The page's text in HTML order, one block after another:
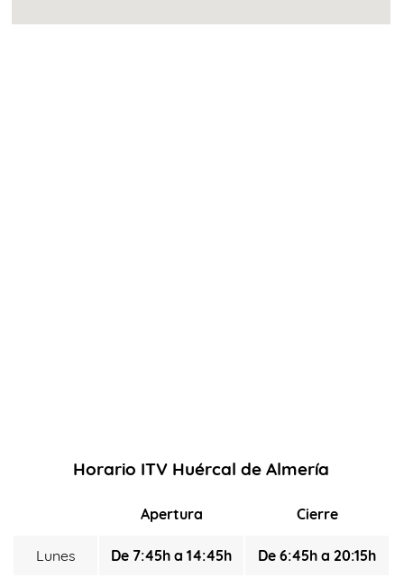
Horario ITV Huércal de Almería
Apertura Cierre
Lunes De 7:45h a 14:45h De 6:45h a 20:15h